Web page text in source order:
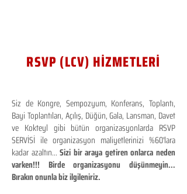
RSVP (LCV) HİZMETLERİ
Siz de Kongre, Sempozyum, Konferans, Toplantı,
Bayi Toplantıları, Açılış, Düğün, Gala, Lansman, Davet
ve Kokteyl gibi bütün organizasyonlarda RSVP
SERVİSİ ile organizasyon maliyetlerinizi %60'lara
kadar azaltın...Sizi bir araya getiren onlarca neden
varken!!! Birde organizasyonu düşünmeyin...
Bırakın onunla biz ilgileniriz.